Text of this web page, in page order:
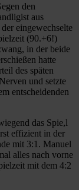
den
aus
eingewechselte
(90.+6!)
in der beide
hatte
des späten
und setzte
entscheidenden
das Spie,l
effizient in der
mit 3:1. Manuel
alles nach vorne
mit dem 4:2